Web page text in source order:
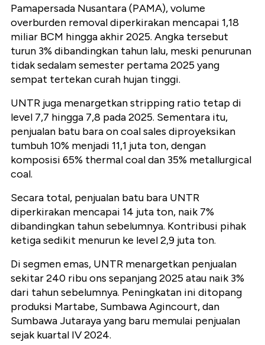
Pamapersada Nusantara (PAMA), volume
overburden removal diperkirakan mencapai 1,18
miliar BCM hingga akhir 2025. Angka tersebut
turun 3% dibandingkan tahun lalu, meski penurunan
tidak sedalam semester pertama 2025 yang
sempat tertekan curah hujan tinggi.
UNTR juga menargetkan stripping ratio tetap di
level 7,7 hingga 7,8 pada 2025. Sementara itu,
penjualan batu bara on coal sales diproyeksikan
tumbuh 10% menjadi 11,1 juta ton, dengan
komposisi 65% thermal coal dan 35% metallurgical
coal.
Secara total, penjualan batu bara UNTR
diperkirakan mencapai 14 juta ton, naik 7%
dibandingkan tahun sebelumnya. Kontribusi pihak
ketiga sedikit menurun ke level 2,9 juta ton.
Di segmen emas, UNTR menargetkan penjualan
sekitar 240 ribu ons sepanjang 2025 atau naik 3%
dari tahun sebelumnya. Peningkatan ini ditopang
produksi Martabe, Sumbawa Agincourt, dan
Sumbawa Jutaraya yang baru memulai penjualan
sejak kuartal IV 2024.